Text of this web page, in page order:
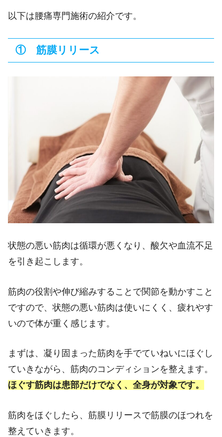
以下は腰痛専門施術の紹介です。
① 筋膜リリース
状態の悪い筋肉は循環が悪くなり、酸欠や血流不足
を引き起こします。
筋肉の役割や伸び縮みすることで関節を動かすこと
ですので、状態の悪い筋肉は使いにくく、疲れやす
いので体が重く感じます。
まずは、凝り固まった筋肉を手でていねいにほぐし
ていきながら、筋肉のコンディションを整えます。
ほぐす筋肉は患部だけでなく、全身が対象です。
筋肉をほぐしたら、筋膜リリースで筋膜のほつれを
整えていきます。